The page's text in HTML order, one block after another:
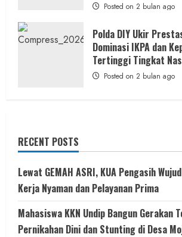
Posted on 2 bulan ago
Polda DIY Ukir
Dominasi IKPA dan
Tertinggi Tingkat
Posted on 2 bulan ago
RECENT POSTS
Lewat GEMAH ASRI, KUA Pengasih
Kerja Nyaman dan Pelayanan Prima
Mahasiswa KKN Undip Bangun Gerakan
Pernikahan Dini dan Stunting di Desa